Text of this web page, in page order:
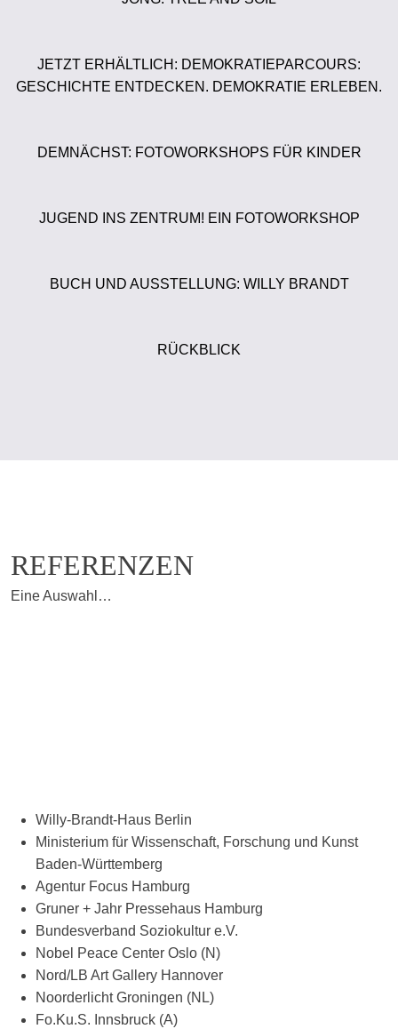
JETZT ERHÄLTLICH: DEMOKRATIEPARCOURS:
GESCHICHTE ENTDECKEN. DEMOKRATIE ERLEBEN.
DEMNÄCHST: FOTOWORKSHOPS FÜR KINDER
JUGEND INS ZENTRUM! EIN FOTOWORKSHOP
BUCH UND AUSSTELLUNG: WILLY BRANDT
RÜCKBLICK
REFERENZEN
Eine Auswahl…
Willy-Brandt-Haus Berlin
Ministerium für Wissenschaft, Forschung und Kunst
Baden-Württemberg
Agentur Focus Hamburg
Gruner + Jahr Pressehaus Hamburg
Bundesverband Soziokultur e.V.
Nobel Peace Center Oslo (N)
Nord/LB Art Gallery Hannover
Noorderlicht Groningen (NL)
Fo.Ku.S. Innsbruck (A)